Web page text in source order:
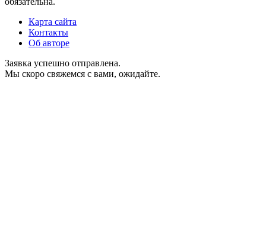
Карта сайта
Контакты
Об авторе
Заявка успешно отправлена.
Мы скоро свяжемся с вами, ожидайте.